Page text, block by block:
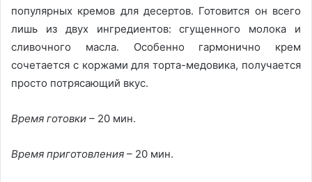
популярных кремов для десертов. Готовится он всего
лишь из двух ингредиентов: сгущенного молока и
сливочного масла. Особенно гармонично крем
сочетается с коржами для торта-медовика, получается
просто потрясающий вкус.
Время готовки – 20 мин.
Время приготовления – 20 мин.